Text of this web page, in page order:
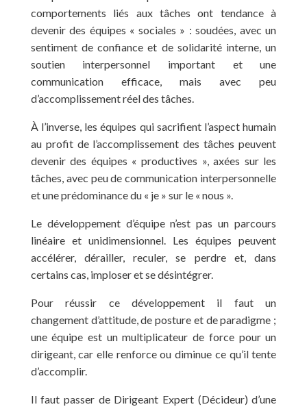
comportements liés aux tâches ont tendance à
devenir des équipes « sociales » : soudées, avec un
sentiment de confiance et de solidarité interne, un
soutien interpersonnel important et une
communication efficace, mais avec peu
d’accomplissement réel des tâches.
À l’inverse, les équipes qui sacrifient l’aspect humain
au profit de l’accomplissement des tâches peuvent
devenir des équipes « productives », axées sur les
tâches, avec peu de communication interpersonnelle
et une prédominance du « je » sur le « nous ».
Le développement d’équipe n’est pas un parcours
linéaire et unidimensionnel. Les équipes peuvent
accélérer, dérailler, reculer, se perdre et, dans
certains cas, imploser et se désintégrer.
Pour réussir ce développement il faut un
changement d’attitude, de posture et de paradigme ;
une équipe est un multiplicateur de force pour un
dirigeant, car elle renforce ou diminue ce qu’il tente
d’accomplir.
Il faut passer de Dirigeant Expert (Décideur) d’une